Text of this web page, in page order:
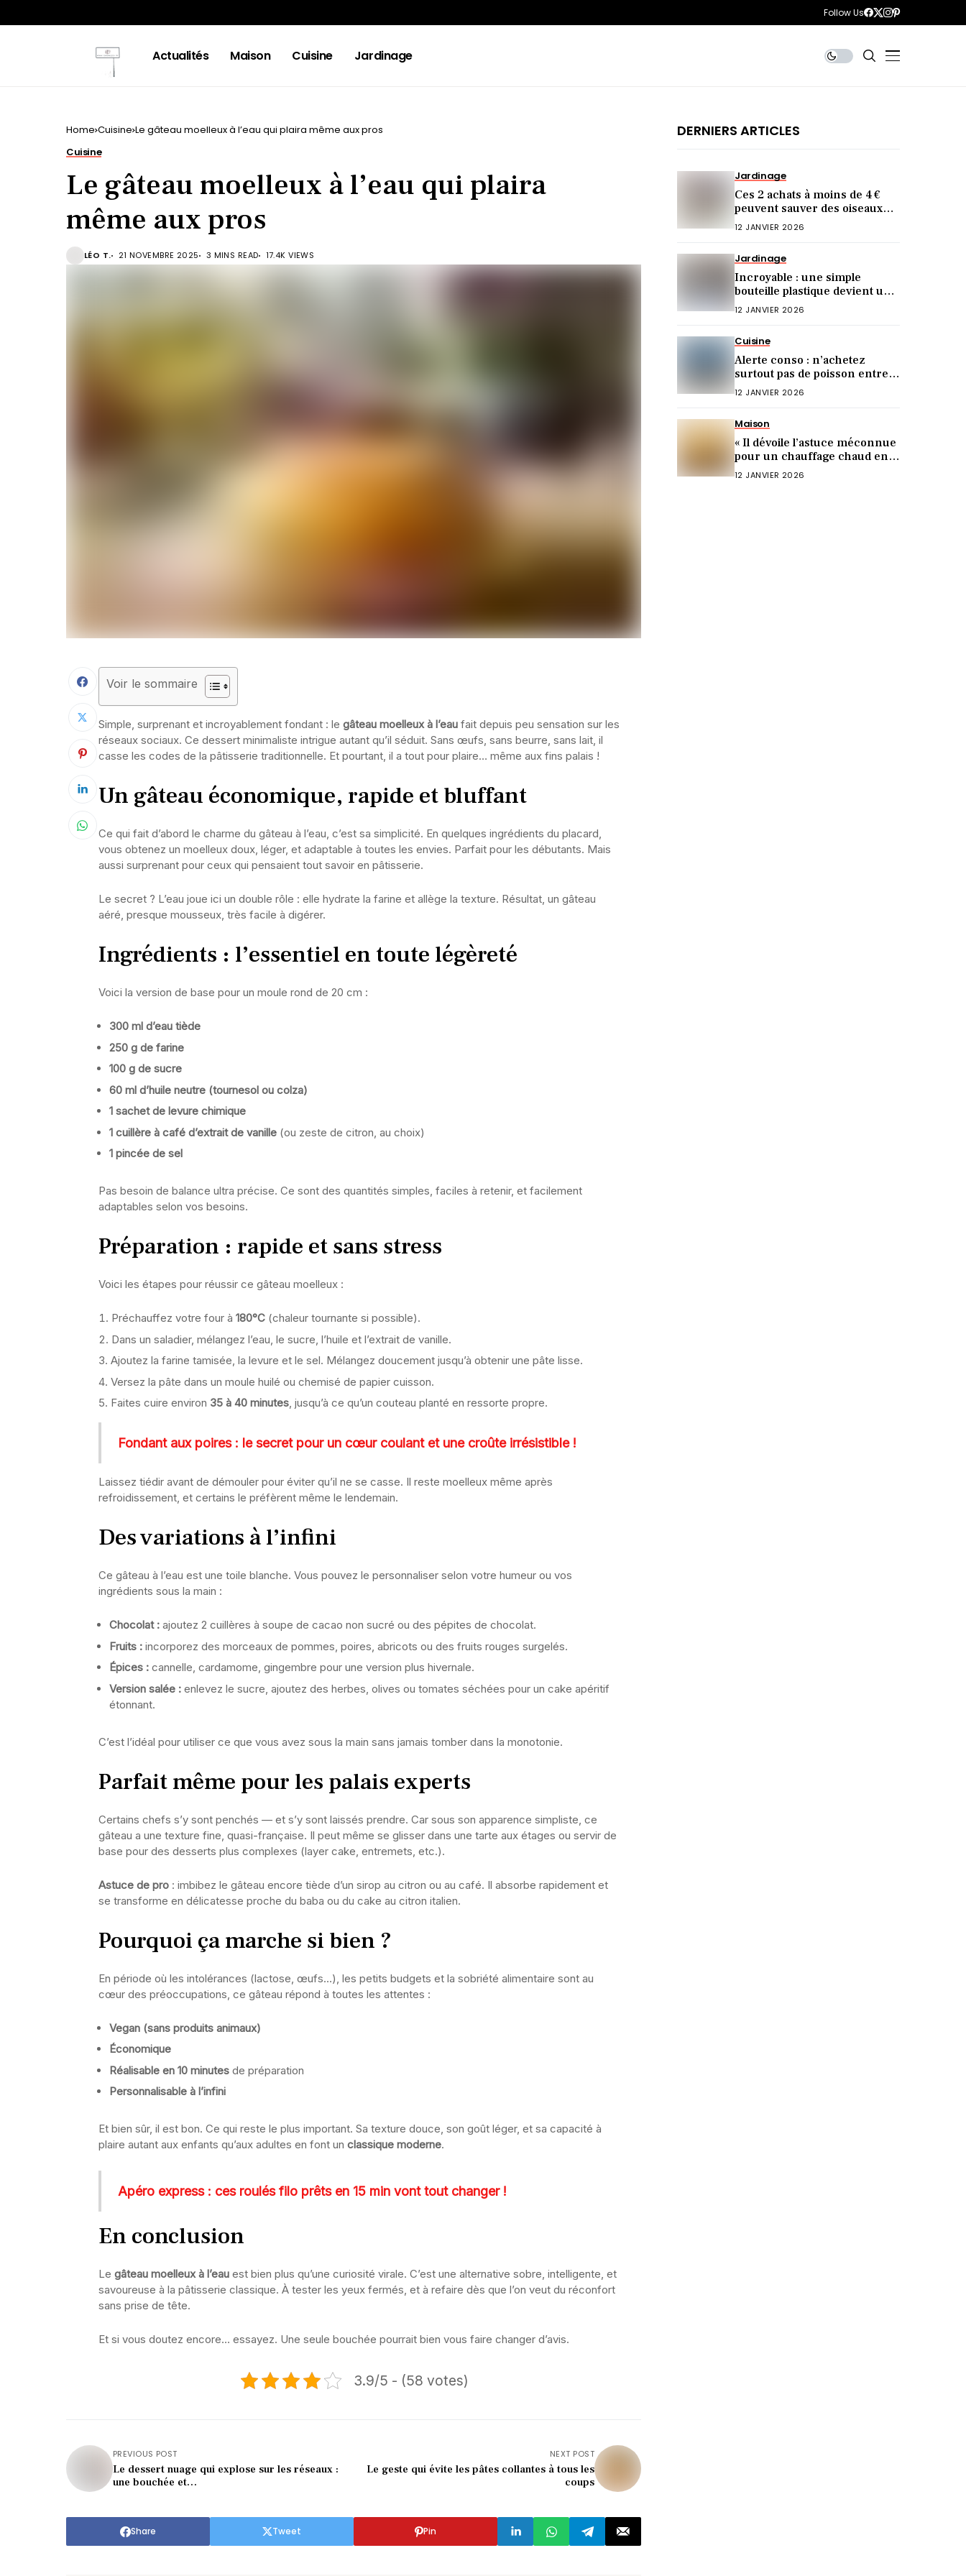
Follow Us
Actualités Maison Cuisine Jardinage
Home Cuisine Le gâteau moelleux à l’eau qui plaira même aux pros
Cuisine
Le gâteau moelleux à l’eau qui plaira
même aux pros
LÉO T. 21 NOVEMBRE 2025 3 MINS READ 17.4K VIEWS
Voir le sommaire
Simple, surprenant et incroyablement fondant : le gâteau moelleux à l’eau fait depuis peu sensation sur les
réseaux sociaux. Ce dessert minimaliste intrigue autant qu’il séduit. Sans œufs, sans beurre, sans lait, il
casse les codes de la pâtisserie traditionnelle. Et pourtant, il a tout pour plaire… même aux fins palais !
Un gâteau économique, rapide et bluffant
Ce qui fait d’abord le charme du gâteau à l’eau, c’est sa simplicité. En quelques ingrédients du placard,
vous obtenez un moelleux doux, léger, et adaptable à toutes les envies. Parfait pour les débutants. Mais
aussi surprenant pour ceux qui pensaient tout savoir en pâtisserie.
Le secret ? L’eau joue ici un double rôle : elle hydrate la farine et allège la texture. Résultat, un gâteau
aéré, presque mousseux, très facile à digérer.
Ingrédients : l’essentiel en toute légèreté
Voici la version de base pour un moule rond de 20 cm :
300 ml d’eau tiède
250 g de farine
100 g de sucre
60 ml d’huile neutre (tournesol ou colza)
1 sachet de levure chimique
1 cuillère à café d’extrait de vanille (ou zeste de citron, au choix)
1 pincée de sel
Pas besoin de balance ultra précise. Ce sont des quantités simples, faciles à retenir, et facilement
adaptables selon vos besoins.
Préparation : rapide et sans stress
Voici les étapes pour réussir ce gâteau moelleux :
Préchauffez votre four à 180°C (chaleur tournante si possible).
Dans un saladier, mélangez l’eau, le sucre, l’huile et l’extrait de vanille.
Ajoutez la farine tamisée, la levure et le sel. Mélangez doucement jusqu’à obtenir une pâte lisse.
Versez la pâte dans un moule huilé ou chemisé de papier cuisson.
Faites cuire environ 35 à 40 minutes, jusqu’à ce qu’un couteau planté en ressorte propre.
Fondant aux poires : le secret pour un cœur coulant et une croûte irrésistible !
Laissez tiédir avant de démouler pour éviter qu’il ne se casse. Il reste moelleux même après
refroidissement, et certains le préfèrent même le lendemain.
Des variations à l’infini
Ce gâteau à l’eau est une toile blanche. Vous pouvez le personnaliser selon votre humeur ou vos
ingrédients sous la main :
Chocolat : ajoutez 2 cuillères à soupe de cacao non sucré ou des pépites de chocolat.
Fruits : incorporez des morceaux de pommes, poires, abricots ou des fruits rouges surgelés.
Épices : cannelle, cardamome, gingembre pour une version plus hivernale.
Version salée : enlevez le sucre, ajoutez des herbes, olives ou tomates séchées pour un cake apéritif
étonnant.
C’est l’idéal pour utiliser ce que vous avez sous la main sans jamais tomber dans la monotonie.
Parfait même pour les palais experts
Certains chefs s’y sont penchés — et s’y sont laissés prendre. Car sous son apparence simpliste, ce
gâteau a une texture fine, quasi-française. Il peut même se glisser dans une tarte aux étages ou servir de
base pour des desserts plus complexes (layer cake, entremets, etc.).
Astuce de pro : imbibez le gâteau encore tiède d’un sirop au citron ou au café. Il absorbe rapidement et
se transforme en délicatesse proche du baba ou du cake au citron italien.
Pourquoi ça marche si bien ?
En période où les intolérances (lactose, œufs…), les petits budgets et la sobriété alimentaire sont au
cœur des préoccupations, ce gâteau répond à toutes les attentes :
Vegan (sans produits animaux)
Économique
Réalisable en 10 minutes de préparation
Personnalisable à l’infini
Et bien sûr, il est bon. Ce qui reste le plus important. Sa texture douce, son goût léger, et sa capacité à
plaire autant aux enfants qu’aux adultes en font un classique moderne.
Apéro express : ces roulés filo prêts en 15 min vont tout changer !
En conclusion
Le gâteau moelleux à l’eau est bien plus qu’une curiosité virale. C’est une alternative sobre, intelligente, et
savoureuse à la pâtisserie classique. À tester les yeux fermés, et à refaire dès que l’on veut du réconfort
sans prise de tête.
Et si vous doutez encore… essayez. Une seule bouchée pourrait bien vous faire changer d’avis.
3.9/5 - (58 votes)
PREVIOUS POST
Le dessert nuage qui explose sur les réseaux :
une bouchée et…
NEXT POST
Le geste qui évite les pâtes collantes à tous les
coups
Share Tweet Pin
DERNIERS ARTICLES
Jardinage
Ces 2 achats à moins de 4 €
peuvent sauver des oiseaux
cet hiver (et vous ne le saviez
12 JANVIER 2026
Jardinage
Incroyable : une simple
bouteille plastique devient une
mangeoire idéale !
12 JANVIER 2026
Cuisine
Alerte conso : n’achetez
surtout pas de poisson entre
Noël et le Nouvel An (voici
12 JANVIER 2026
Maison
« Il dévoile l’astuce méconnue
pour un chauffage chaud en 5
min ! »
12 JANVIER 2026